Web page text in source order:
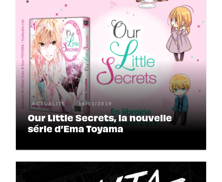
ACTUALITÉ 16/01/2019
Our Little Secrets, la nouvelle
série d’Ema Toyama